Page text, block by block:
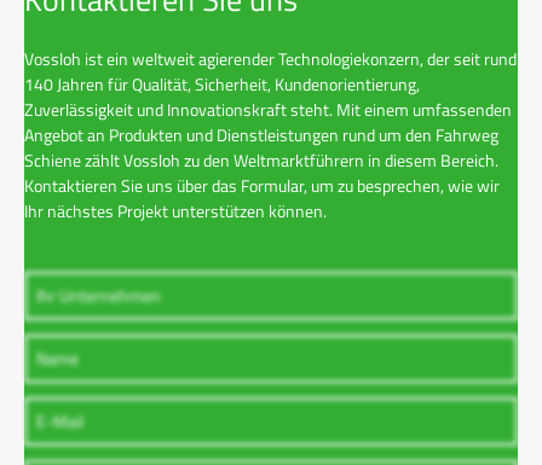
Vossloh ist ein weltweit agierender Technologiekonzern, der seit rund
140 Jahren für Qualität, Sicherheit, Kundenorientierung,
Zuverlässigkeit und Innovationskraft steht. Mit einem umfassenden
Angebot an Produkten und Dienstleistungen rund um den Fahrweg
Schiene zählt Vossloh zu den Weltmarktführern in diesem Bereich.
Kontaktieren Sie uns über das Formular, um zu besprechen, wie wir
Ihr nächstes Projekt unterstützen können.